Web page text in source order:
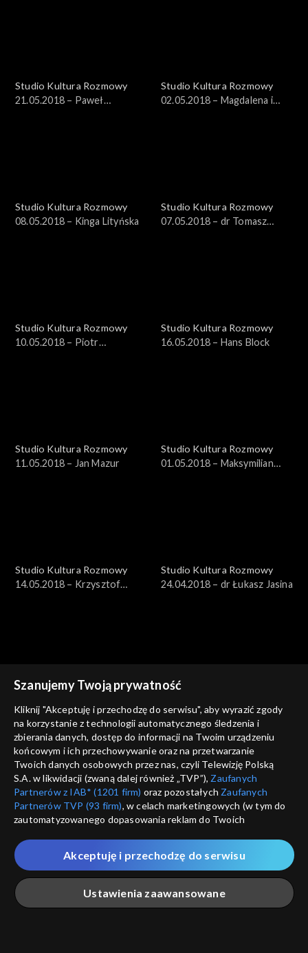
Studio Kultura Rozmowy
21.05.2018 – Paweł
Studio Kultura Rozmowy
02.05.2018 – Magdalena i
Studio Kultura Rozmowy
08.05.2018 – Kinga Lityńska
Studio Kultura Rozmowy
07.05.2018 – dr Tomasz
Studio Kultura Rozmowy
10.05.2018 – Piotr
Studio Kultura Rozmowy
16.05.2018 – Hans Block
Studio Kultura Rozmowy
11.05.2018 – Jan Mazur
Studio Kultura Rozmowy
01.05.2018 – Maksymilian
Studio Kultura Rozmowy
14.05.2018 – Krzysztof
Studio Kultura Rozmowy
24.04.2018 – dr Łukasz Jasina
Studio Kultura Rozmowy
25.04.2018 – Janusz
Prusinowski
Studio Kultura Rozmowy
16.04.2018 – Przemysław
Stępień
Studio Kultura Rozmowy
23.04.2018 – Paweł Sołtys
Studio Kultura Rozmowy
12.04.2018 – Marcel Andino
Velez
Szanujemy Twoją prywatność
Kliknij "Akceptuję i przechodzę do serwisu", aby wyrazić zgody
na korzystanie z technologii automatycznego śledzenia i
zbierania danych, dostęp do informacji na Twoim urządzeniu
końcowym i ich przechowywanie oraz na przetwarzanie
Twoich danych osobowych przez nas, czyli Telewizję Polską
S.A. w likwidacji (zwaną dalej również „TVP”), Zaufanych
Partnerów z IAB* (1201 firm) oraz pozostałych Zaufanych
Partnerów TVP (93 firm), w celach marketingowych (w tym do
zautomatyzowanego dopasowania reklam do Twoich
które wskazujemy poniżej, a także zgody na udostępnianie
przez nas identyfikatora PPID do Google.
Twoje dane osobowe zbierane podczas odwiedzania przez
Ciebie naszych
poszczególnych serwisówzwanych dalej
„Portalem”, w tym informacje zapisywane za pomocą
Ustawienia zaawansowane
Akceptuję i przechodzę do serwisu